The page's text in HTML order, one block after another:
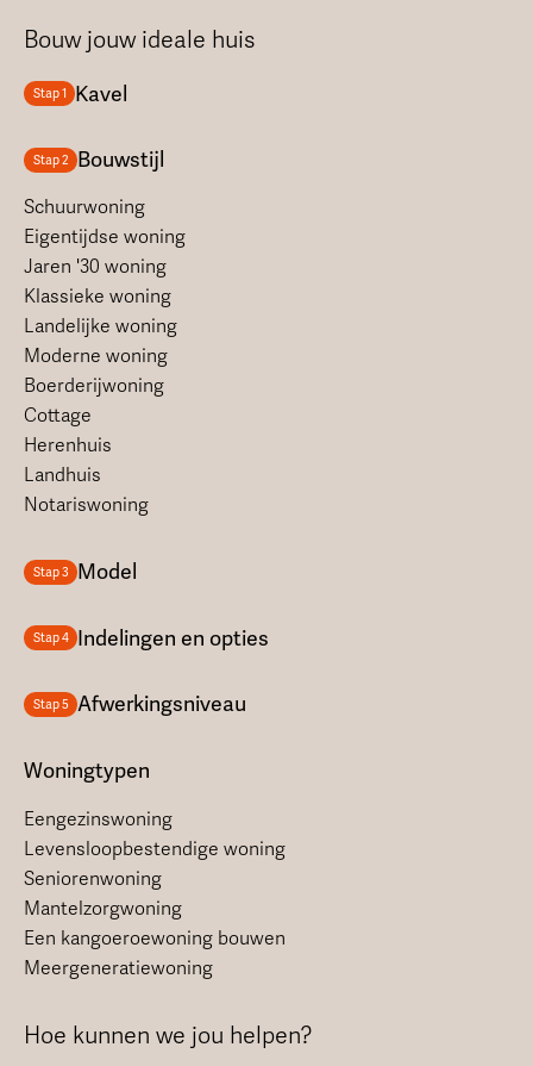
Bouw jouw ideale huis
Stap 1 Kavel
Stap 2 Bouwstijl
Schuurwoning
Eigentijdse woning
Jaren '30 woning
Klassieke woning
Landelijke woning
Moderne woning
Boerderijwoning
Cottage
Herenhuis
Landhuis
Notariswoning
Stap 3 Model
Stap 4 Indelingen en opties
Stap 5 Afwerkingsniveau
Woningtypen
Eengezinswoning
Levensloopbestendige woning
Seniorenwoning
Mantelzorgwoning
Een kangoeroewoning bouwen
Meergeneratiewoning
Hoe kunnen we jou helpen?